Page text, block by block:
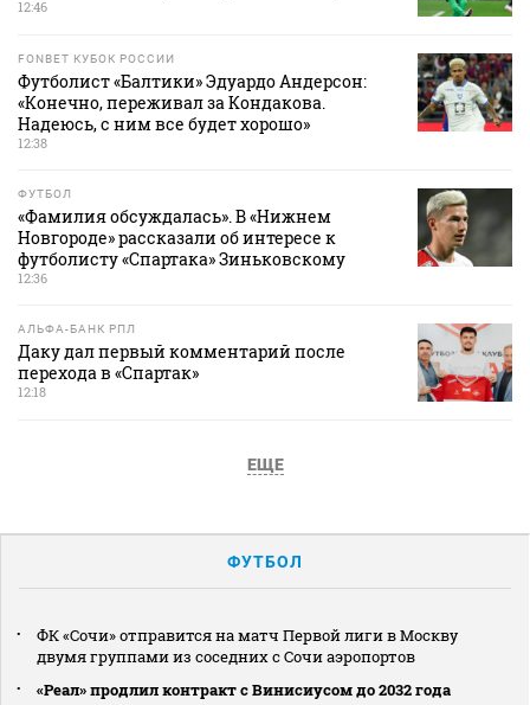
12:46
FONBET КУБОК РОССИИ
Футболист «Балтики» Эдуардо Андерсон:
«Конечно, переживал за Кондакова.
Надеюсь, с ним все будет хорошо»
12:38
ФУТБОЛ
«Фамилия обсуждалась». В «Нижнем
Новгороде» рассказали об интересе к
футболисту «Спартака» Зиньковскому
12:36
АЛЬФА-БАНК РПЛ
Даку дал первый комментарий после
перехода в «Спартак»
12:18
ЕЩЕ
ФУТБОЛ
ФК «Сочи» отправится на матч Первой лиги в Москву
двумя группами из соседних с Сочи аэропортов
«Реал» продлил контракт с Винисиусом до 2032 года